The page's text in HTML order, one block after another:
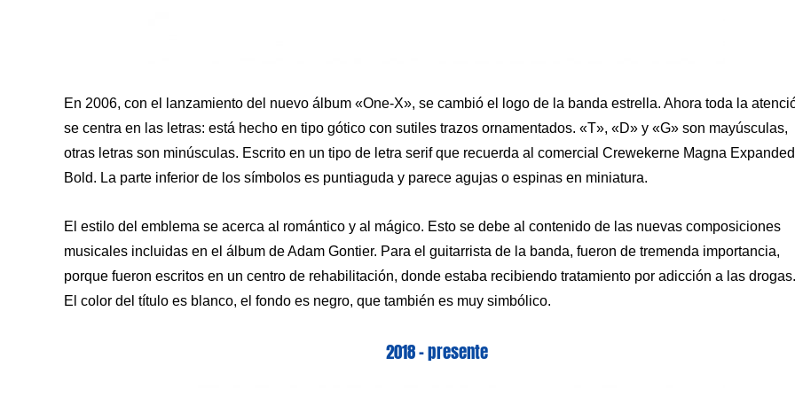
En 2006, con el lanzamiento del nuevo álbum «One-X», se cambió el logo de la banda estrella. Ahora toda la
se centra en las letras: está hecho en tipo gótico con sutiles trazos ornamentados. «T», «D» y «G» son mayúsculas,
otras letras son minúsculas. Escrito en un tipo de letra serif que recuerda al comercial Crewekerne Magna Expanded
Bold. La parte inferior de los símbolos es puntiaguda y parece agujas o espinas en miniatura.
El estilo del emblema se acerca al romántico y al mágico. Esto se debe al contenido de las nuevas composiciones
musicales incluidas en el álbum de Adam Gontier. Para el guitarrista de la banda, fueron de tremenda importancia,
porque fueron escritos en un centro de rehabilitación, donde estaba recibiendo tratamiento por adicción a las drogas.
El color del título es blanco, el fondo es negro, que también es muy simbólico.
2018 – presente